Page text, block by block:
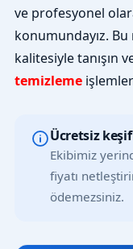
ve profesyonel
konumundayız.
kalitesiyle tanışın
temizlemeişlemleri
Ücretsiz
Ekibimiz
fiyatı
ödemezsiniz.